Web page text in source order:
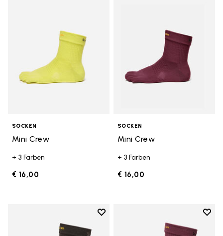
SOCKEN
Mini Crew
+ 3 Farben
€ 16,00
SOCKEN
Mini Crew
+ 3 Farben
€ 16,00
Add to wishlist
Add to wishlist Crew
Add